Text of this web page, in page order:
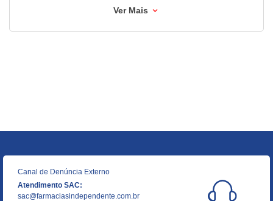
Ver Mais
Canal de Denúncia Externo
Atendimento SAC:
sac@farmaciasindependente.com.br